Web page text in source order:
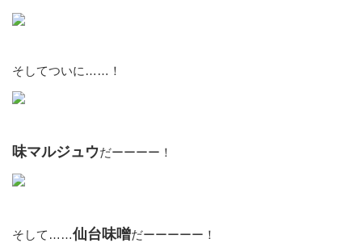
そしてついに……！
味マルジュウだーーーー！
そして……仙台味噌だーーーーー！